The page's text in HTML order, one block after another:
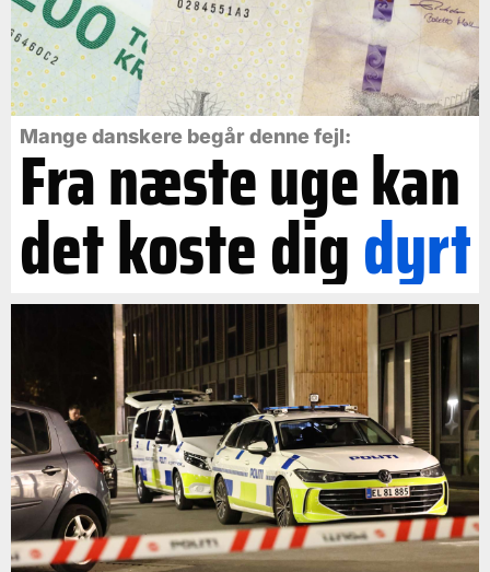
Mange danskere begår denne fejl:
Fra næste uge kan
det koste digdyrt